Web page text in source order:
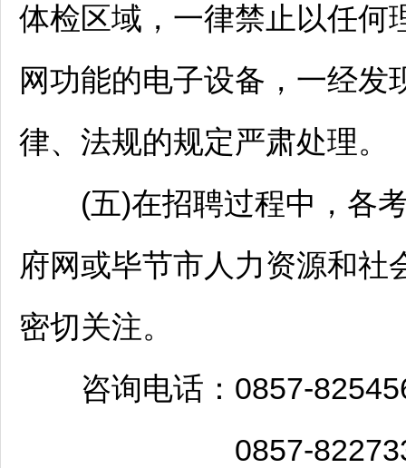
体检区域，一律禁止以任何
网功能的电子设备，一经
律、法规的规定严肃处理。
(五)在招聘过程中，各
府网或毕节市人力资源和社
密切关注。
咨询电话：0857-
0857-